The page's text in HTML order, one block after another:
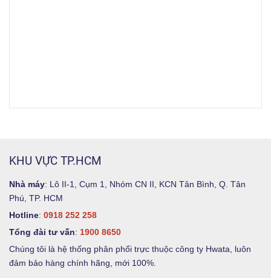
KHU VỰC TP.HCM
Nhà máy: Lô II-1, Cụm 1, Nhóm CN II, KCN Tân Bình, Q. Tân
Phú, TP. HCM
Hotline: 0918 252 258
Tổng đài tư vấn: 1900 8650
Chúng tôi là hệ thống phân phối trực thuộc công ty Hwata, luôn
đảm bảo hàng chính hãng, mới 100%.